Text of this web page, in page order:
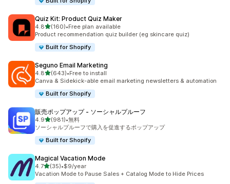
Quiz Kit: Product Quiz Maker
4.85つ星中
(160)
合計レビュー数：160件
•Free plan available
Product recommendation quiz builder (eg skincare quiz)
Built for Shopify
Seguno Email Marketing
4.85つ星中
(643)
合計レビュー数：643件
•Free to install
Canva & Sidekick-able email marketing newsletters & automation
Built for Shopify
販売ポップアップ ‑ ソーシャルプルーフ
4.95つ星中
(981)
合計レビュー数：981件
•無料
ソーシャルプルーフで購入を促進するポップアップ
Built for Shopify
Magical Vacation Mode
4.75つ星中
(35)
合計レビュー数：35件
•$9/year
Vacation Mode to Pause Sales + Catalog Mode to Hide Prices